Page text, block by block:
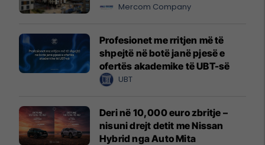
Mercom Company
Profesionet me rritjen më të
shpejtë në botë janë pjesë e
ofertës akademike të UBT-së
UBT
Deri në 10,000 euro zbritje –
nisuni drejt detit me Nissan
Hybrid nga Auto Mita